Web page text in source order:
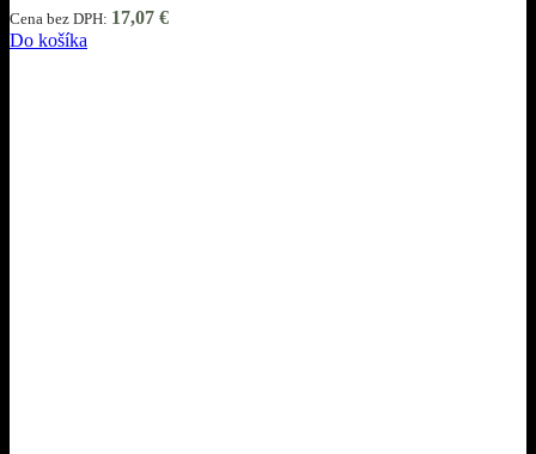
Cena bez DPH: 17,07 €
Do košíka